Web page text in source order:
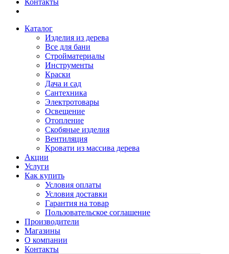
Контакты
Каталог
Изделия из дерева
Все для бани
Стройматериалы
Инструменты
Краски
Дача и сад
Сантехника
Электротовары
Освещение
Отопление
Скобяные изделия
Вентиляция
Кровати из массива дерева
Акции
Услуги
Как купить
Условия оплаты
Условия доставки
Гарантия на товар
Пользовательское соглашение
Производители
Магазины
О компании
Контакты